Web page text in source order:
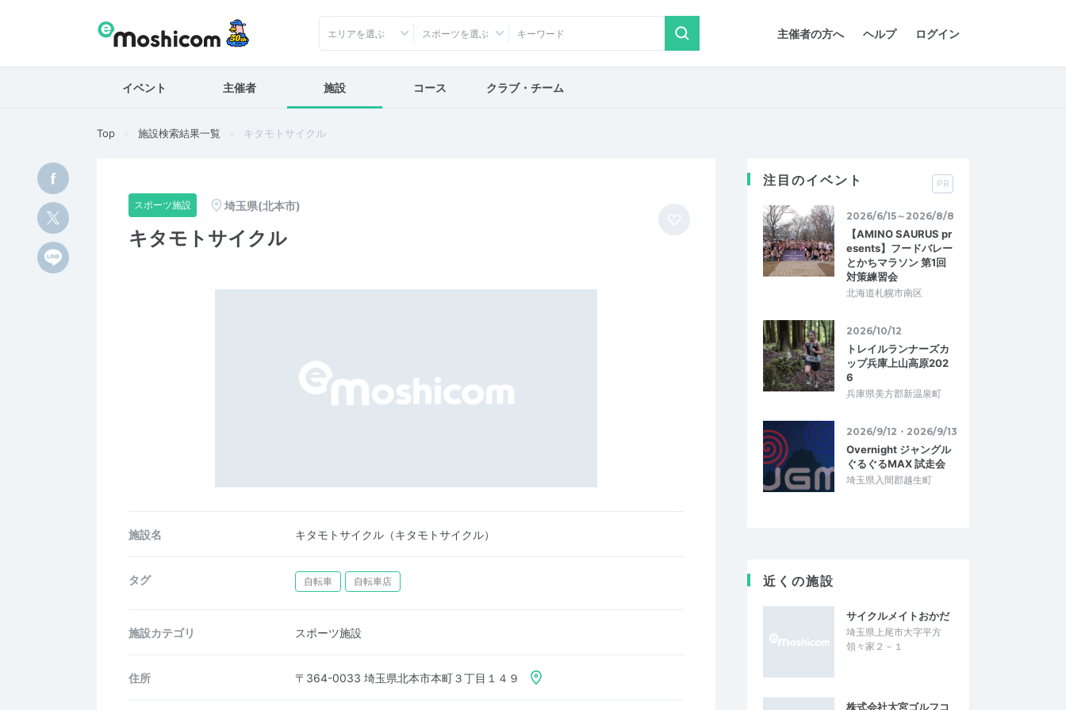
主催者の方へ ヘルプ ログイン
エリアを選ぶ スポーツを選ぶ
イベント 主催者 施設 コース クラブ・チーム
Top 施設検索結果一覧 キタモトサイクル
スポーツ施設 埼玉県(北本市)
キタモトサイクル
施設名 キタモトサイクル（キタモトサイクル）
タグ 自転車 自転車店
施設カテゴリ スポーツ施設
住所 〒364-0033 埼玉県北本市本町３丁目１４９
注目のイベント PR
2026/6/15～2026/8/8
【AMINO SAURUS pr
esents】フードバレー
とかちマラソン 第1回
対策練習会
北海道札幌市南区
2026/10/12
トレイルランナーズカ
ップ兵庫上山高原202
6
兵庫県美方郡新温泉町
2026/9/12・2026/9/13
Overnight ジャングル
ぐるぐるMAX 試走会
埼玉県入間郡越生町
近くの施設
サイクルメイトおかだ
埼玉県上尾市大字平方
領々家２－１
株式会社大宮ゴルフコ